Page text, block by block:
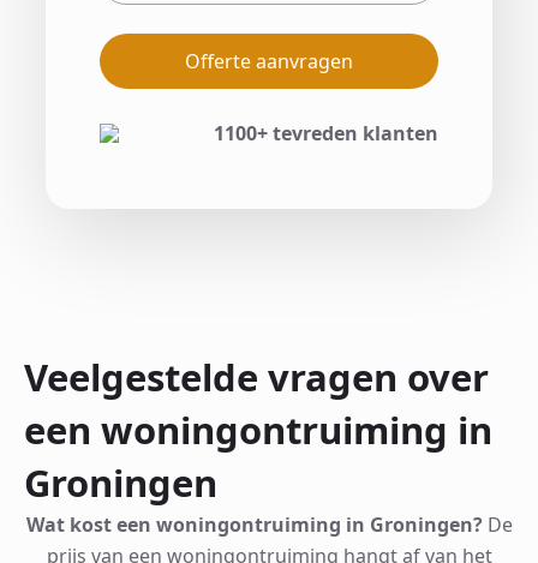
Offerte aanvragen
1100+ tevreden klanten
Veelgestelde vragen over
een woningontruiming in
Groningen
Wat kost een woningontruiming in Groningen? De
prijs van een woningontruiming hangt af van het